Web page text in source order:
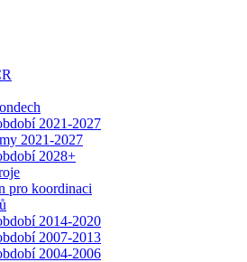
2021-2027
2021-2027
2028+
pro koordinaci
2014-2020
2007-2013
2004-2006